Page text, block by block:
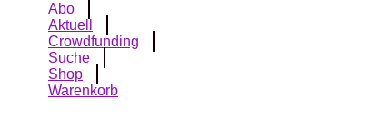
Abo
Aktuell
Crowdfunding
Suche
Shop
Warenkorb